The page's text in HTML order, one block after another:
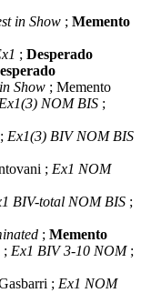
in Show ; Memento
; Desperado
Show ; Memento
Ex1(3) NOM BIS ;
Ex1(3) BIV NOM BIS
; Ex1 NOM
BIV-total NOM BIS ;
; Memento
; Ex1 BIV 3-10 NOM;
; Ex1 NOM